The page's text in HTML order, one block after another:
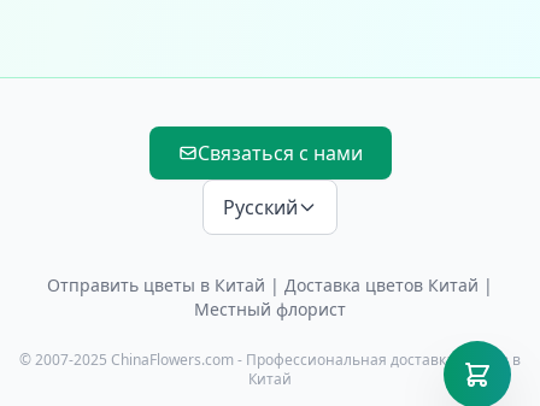
Связаться с нами
Русский
Отправить цветы в Китай | Доставка цветов Китай |
Местный флорист
© 2007-2025 ChinaFlowers.com - Профессиональная доставка цветов в
Китай